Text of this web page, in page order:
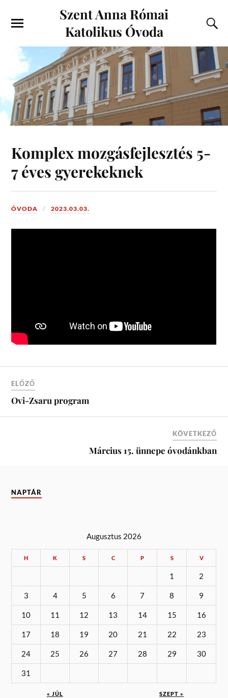
Szent Anna Római
Katolikus Óvoda
Komplex mozgásfejlesztés 5-
7 éves gyerekeknek
ÓVODA 2023.03.03.
ELŐZŐ
Ovi-Zsaru program
KÖVETKEZŐ
Március 15. ünnepe óvodánkban
NAPTÁR
Augusztus 2026
H K S C P S V
1 2
3 4 5 6 7 8 9
10 11 12 13 14 15 16
17 18 19 20 21 22 23
24 25 26 27 28 29 30
31
« JÚL SZEPT »